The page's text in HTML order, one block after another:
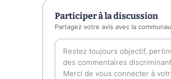
Participer à la discussion
Partagez votre avis avec la